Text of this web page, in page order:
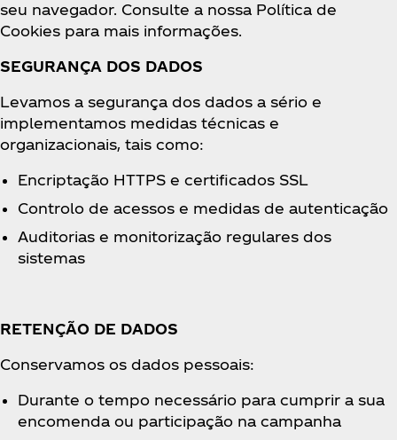
seu navegador. Consulte a nossa Política de
Cookies para mais informações.
SEGURANÇA DOS DADOS
Levamos a segurança dos dados a sério e
implementamos medidas técnicas e
organizacionais, tais como:
Encriptação HTTPS e certificados SSL
Controlo de acessos e medidas de autenticação
Auditorias e monitorização regulares dos
sistemas
RETENÇÃO DE DADOS
Conservamos os dados pessoais:
Durante o tempo necessário para cumprir a sua
encomenda ou participação na campanha